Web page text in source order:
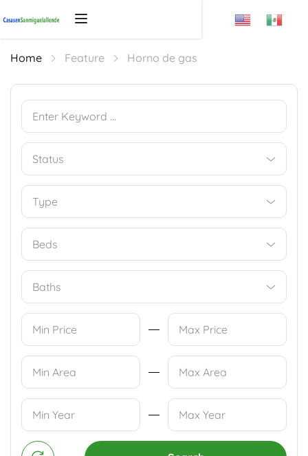
Home Feature Horno de gas
Type
Beds
Baths